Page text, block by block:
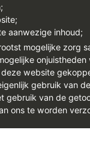
aanwezige inhoud;
mogelijke zorg
website
gebruik van
gebruik van de
ons te worden